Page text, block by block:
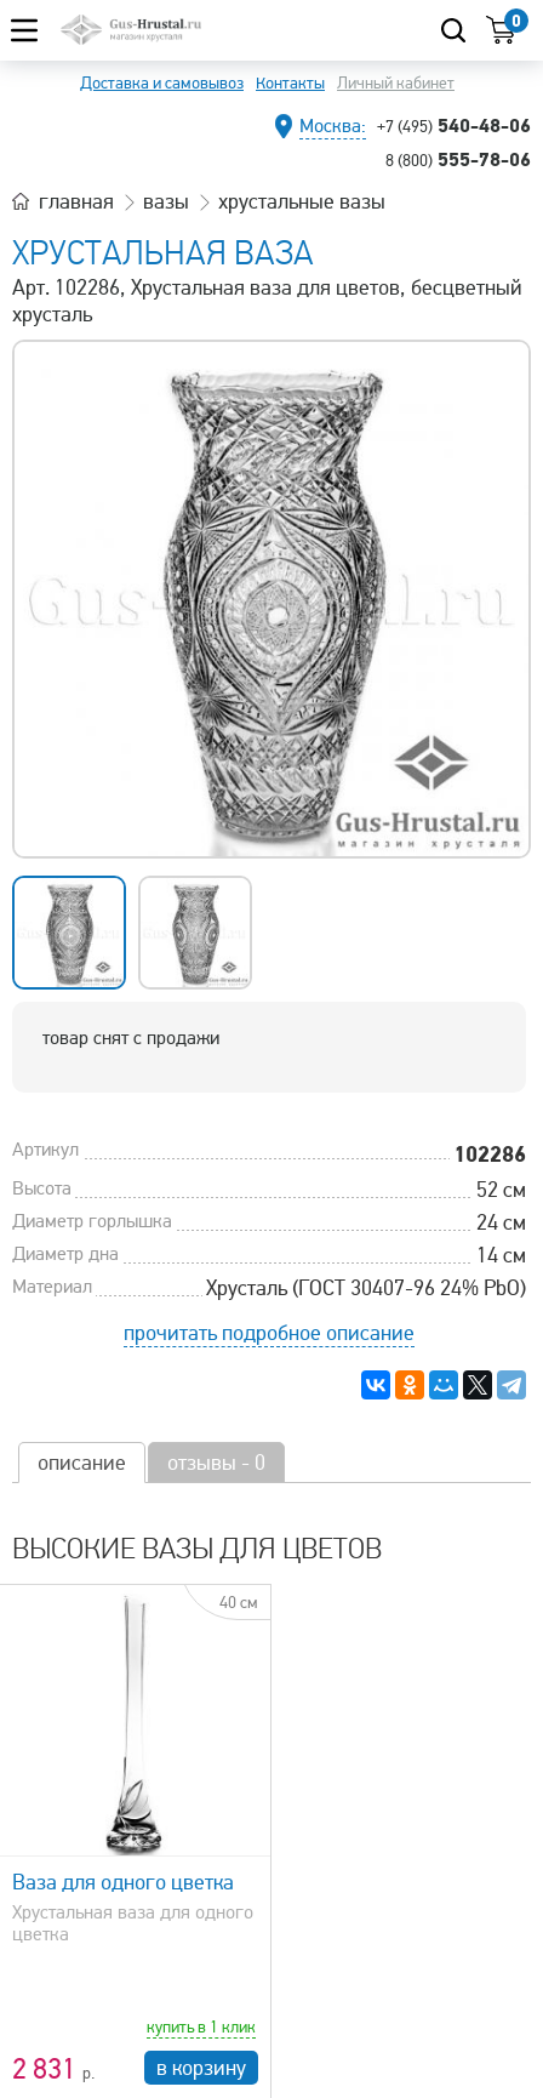
0
Доставка и самовывоз Контакты Личный кабинет
Москва: +7 (495) 540-48-06
8 (800) 555-78-06
главная вазы хрустальные вазы
ХРУСТАЛЬНАЯ ВАЗА
Арт. 102286, Хрустальная ваза для цветов, бесцветный
хрусталь
товар снят с продажи
Артикул 102286
Высота 52 см
Диаметр горлышка 24 см
Диаметр дна 14 см
Материал
Хрусталь (ГОСТ 30407-96 24% PbO)
прочитать подробное описание
описание отзывы - 0
ВЫСОКИЕ ВАЗЫ ДЛЯ ЦВЕТОВ
40 см
Ваза для одного цветка
Хрустальная ваза для одного
цветка
2 831
купить в 1 клик
в корзину